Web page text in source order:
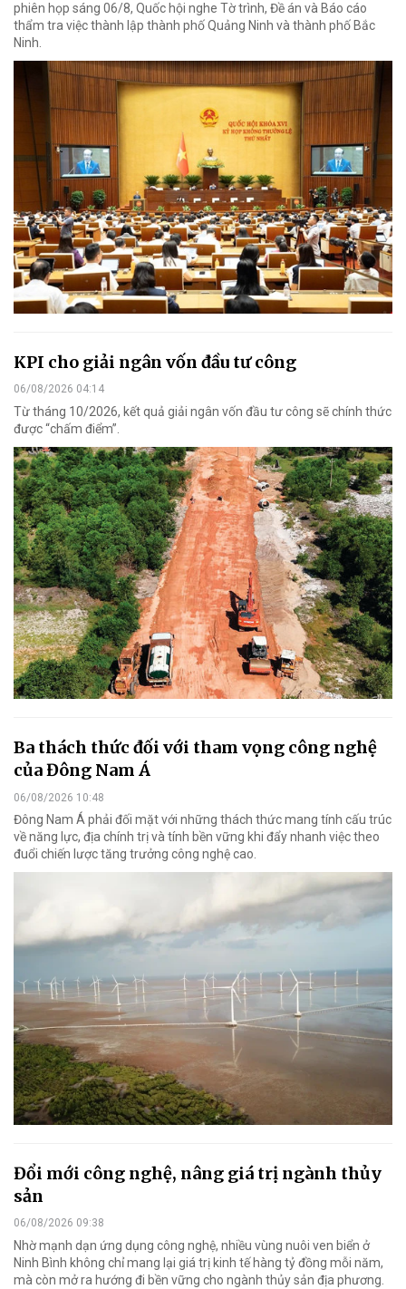
phiên họp sáng 06/8, Quốc hội nghe Tờ trình, Đề án và Báo cáo
thẩm tra việc thành lập thành phố Quảng Ninh và thành phố Bắc
Ninh.
KPI cho giải ngân vốn đầu tư công
06/08/2026 04:14
Từ tháng 10/2026, kết quả giải ngân vốn đầu tư công sẽ chính thức
được “chấm điểm”.
Ba thách thức đối với tham vọng công nghệ
của Đông Nam Á
06/08/2026 10:48
Đông Nam Á phải đối mặt với những thách thức mang tính cấu trúc
về năng lực, địa chính trị và tính bền vững khi đẩy nhanh việc theo
đuổi chiến lược tăng trưởng công nghệ cao.
Đổi mới công nghệ, nâng giá trị ngành thủy
sản
06/08/2026 09:38
Nhờ mạnh dạn ứng dụng công nghệ, nhiều vùng nuôi ven biển ở
Ninh Bình không chỉ mang lại giá trị kinh tế hàng tỷ đồng mỗi năm,
mà còn mở ra hướng đi bền vững cho ngành thủy sản địa phương.